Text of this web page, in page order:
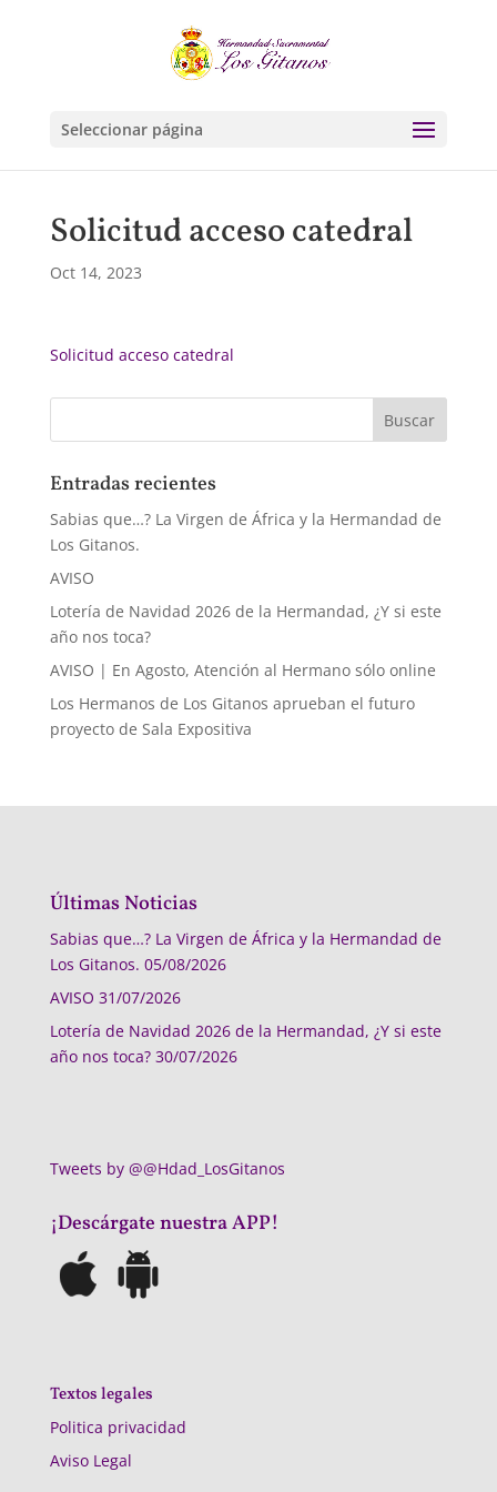
Seleccionar página
Solicitud acceso catedral
Oct 14, 2023
Solicitud acceso catedral
Entradas recientes
Sabias que…? La Virgen de África y la Hermandad de
Los Gitanos.
AVISO
Lotería de Navidad 2026 de la Hermandad, ¿Y si este
año nos toca?
AVISO | En Agosto, Atención al Hermano sólo online
Los Hermanos de Los Gitanos aprueban el futuro
proyecto de Sala Expositiva
Últimas Noticias
Sabias que…? La Virgen de África y la Hermandad de
Los Gitanos. 05/08/2026
AVISO 31/07/2026
Lotería de Navidad 2026 de la Hermandad, ¿Y si este
año nos toca? 30/07/2026
Tweets by @@Hdad_LosGitanos
¡Descárgate nuestra APP!
Textos legales
Politica privacidad
Aviso Legal